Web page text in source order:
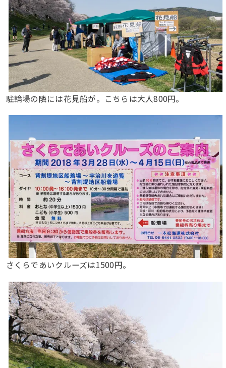
駐輪場の隣には花見船が。こちらは大人800円。
さくらであいクルーズは1500円。